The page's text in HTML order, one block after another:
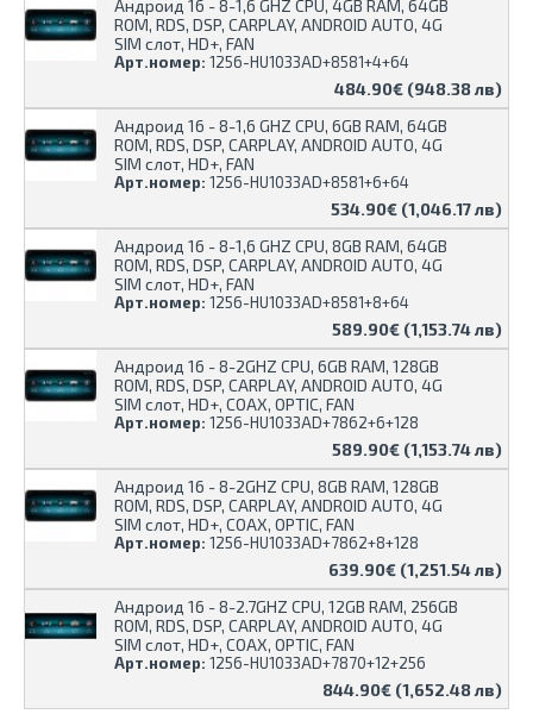
484.90€ (948.38 лв)
Андроид 16 - 8-1,6 GHZ CPU, 4GB RAM, 64GB
ROM, RDS, DSP, CARPLAY, ANDROID AUTO, 4G
SIM слот, HD+, FAN
Арт.номер: 1256-HU1033AD+8581+4+64
534.90€ (1,046.17 лв)
Андроид 16 - 8-1,6 GHZ CPU, 6GB RAM, 64GB
ROM, RDS, DSP, CARPLAY, ANDROID AUTO, 4G
SIM слот, HD+, FAN
Арт.номер: 1256-HU1033AD+8581+6+64
589.90€ (1,153.74 лв)
Андроид 16 - 8-1,6 GHZ CPU, 8GB RAM, 64GB
ROM, RDS, DSP, CARPLAY, ANDROID AUTO, 4G
SIM слот, HD+, FAN
Арт.номер: 1256-HU1033AD+8581+8+64
589.90€ (1,153.74 лв)
Андроид 16 - 8-2GHZ CPU, 6GB RAM, 128GB
ROM, RDS, DSP, CARPLAY, ANDROID AUTO, 4G
SIM слот, HD+, COAX, OPTIC, FAN
Арт.номер: 1256-HU1033AD+7862+6+128
639.90€ (1,251.54 лв)
Андроид 16 - 8-2GHZ CPU, 8GB RAM, 128GB
ROM, RDS, DSP, CARPLAY, ANDROID AUTO, 4G
SIM слот, HD+, COAX, OPTIC, FAN
Арт.номер: 1256-HU1033AD+7862+8+128
844.90€ (1,652.48 лв)
Андроид 16 - 8-2.7GHZ CPU, 12GB RAM, 256GB
ROM, RDS, DSP, CARPLAY, ANDROID AUTO, 4G
SIM слот, HD+, COAX, OPTIC, FAN
Арт.номер: 1256-HU1033AD+7870+12+256